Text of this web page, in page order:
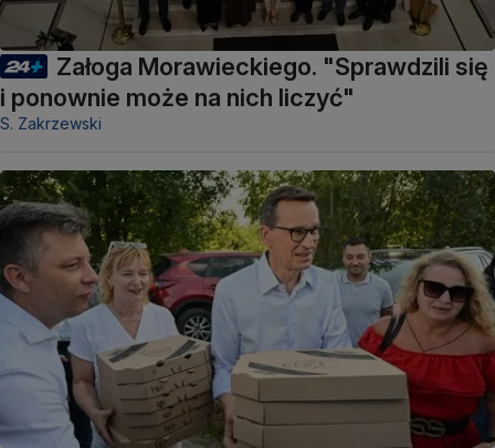
Załoga Morawieckiego. "Sprawdzili się
i ponownie może na nich liczyć"
S. Zakrzewski